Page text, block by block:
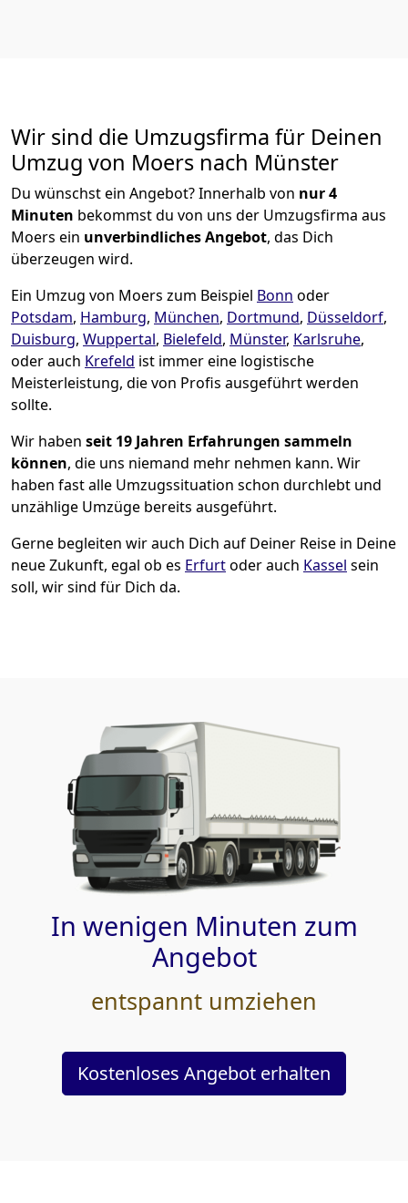
Wir sind die Umzugsfirma für Deinen
Umzug von Moers nach Münster
Du wünschst ein Angebot? Innerhalb von nur 4
Minuten bekommst du von uns der Umzugsfirma aus
Moers ein unverbindliches Angebot, das Dich
überzeugen wird.
Ein Umzug von Moers zum Beispiel Bonn oder
Potsdam, Hamburg, München, Dortmund, Düsseldorf,
Duisburg, Wuppertal, Bielefeld, Münster, Karlsruhe,
oder auch Krefeld ist immer eine logistische
Meisterleistung, die von Profis ausgeführt werden
sollte.
Wir haben seit 19 Jahren Erfahrungen sammeln
können, die uns niemand mehr nehmen kann. Wir
haben fast alle Umzugssituation schon durchlebt und
unzählige Umzüge bereits ausgeführt.
Gerne begleiten wir auch Dich auf Deiner Reise in Deine
neue Zukunft, egal ob es Erfurtoder auch Kassel sein
soll, wir sind für Dich da.
In wenigen Minuten zum
Angebot
entspannt umziehen
Kostenloses Angebot erhalten